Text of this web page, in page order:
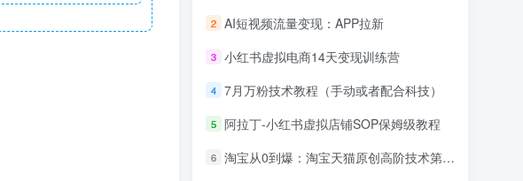
2 AI短视频流量变现：APP拉新
3 小红书虚拟电商14天变现训练营
4 7月万粉技术教程（手动或者配合科技）
5 阿拉丁-小红书虚拟店铺SOP保姆级教程
6 淘宝从0到爆：淘宝天猫原创高阶技术第69期